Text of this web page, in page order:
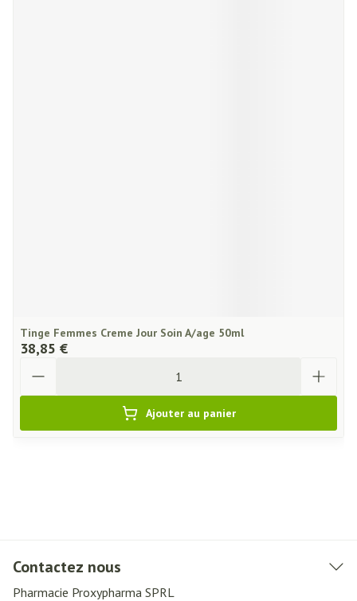
Tinge Femmes Creme Jour Soin A/age 50ml
38,85 €
Ajouter au panier
Contactez nous
Pharmacie Proxypharma SPRL